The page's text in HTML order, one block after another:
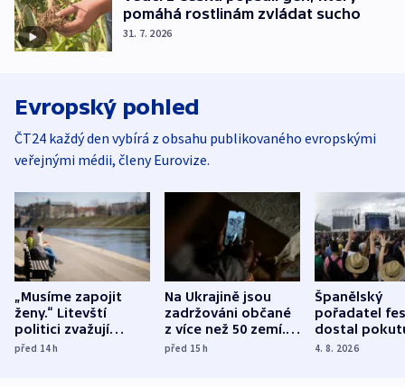
pomáhá rostlinám zvládat sucho
31. 7. 2026
Evropský pohled
ČT24 každý den vybírá z obsahu publikovaného evropskými
veřejnými médii, členy Eurovize.
„Musíme zapojit
ženy.“ Litevští
politici zvažují
dohodu o
před 14h
Na Ukrajině jsou
zadržováni občané
z více než 50 zemí.
Bojovali na straně
před 15h
Španělský
pořadatel
dostal
nekalé
4. 8. 2026